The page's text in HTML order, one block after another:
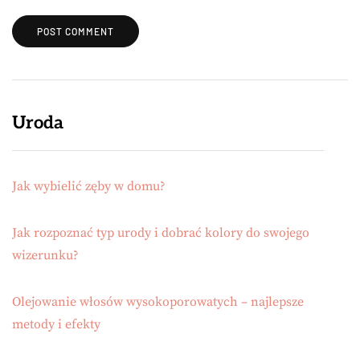
Uroda
Jak wybielić zęby w domu?
Jak rozpoznać typ urody i dobrać kolory do swojego
wizerunku?
Olejowanie włosów wysokoporowatych – najlepsze
metody i efekty